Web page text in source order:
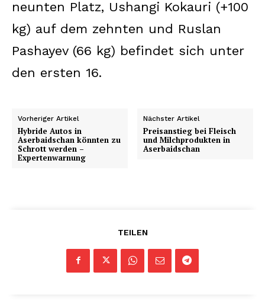
neunten Platz, Ushangi Kokauri (+100
kg) auf dem zehnten und Ruslan
Pashayev (66 kg) befindet sich unter
den ersten 16.
Vorheriger Artikel
Hybride Autos in
Aserbaidschan könnten zu
Schrott werden –
Expertenwarnung
Nächster Artikel
Preisanstieg bei Fleisch
und Milchprodukten in
Aserbaidschan
TEILEN